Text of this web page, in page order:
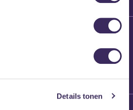
Details tonen
Brennt Vanneste